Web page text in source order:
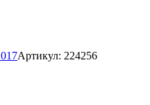
Артикул: 224256